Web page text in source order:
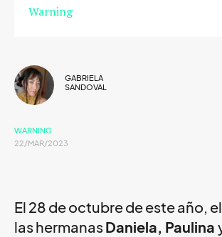
Warning
GABRIELA
SANDOVAL
WARNING
22/MAR/2023
El 28 de octubre de este año,
las hermanasDaniela, Paulina